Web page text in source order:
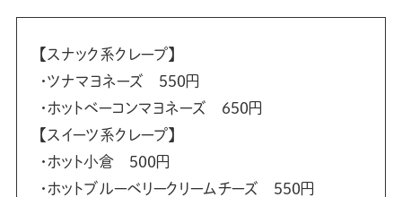
【スナック系クレープ】
・ツナマヨネーズ 550円
・ホットベーコンマヨネーズ 650円
【スイーツ系クレープ】
・ホット小倉 500円
・ホットブルーベリークリームチーズ 550円